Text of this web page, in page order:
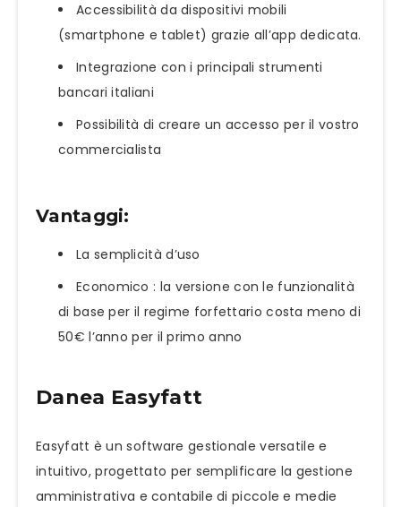
Accessibilità da dispositivi mobili
(smartphone e tablet) grazie all’app dedicata.
Integrazione con i principali strumenti
bancari italiani
Possibilità di creare un accesso per il vostro
commercialista
Vantaggi:
La semplicità d’uso
Economico : la versione con le funzionalità
di base per il regime forfettario costa meno di
50€ l’anno per il primo anno
Danea Easyfatt
Easyfatt è un software gestionale versatile e
intuitivo, progettato per semplificare la gestione
amministrativa e contabile di piccole e medie